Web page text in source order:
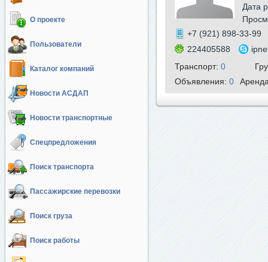
О проекте
Пользователи
Каталог компаний
Новости АСДАП
Новости транспортные
Спецпредложения
Поиск транспорта
Пассажирские перевозки
Поиск груза
Поиск работы
Дата
+7 (921) 898-33-99
224405588
Транспорт: 0
Объявления: 0